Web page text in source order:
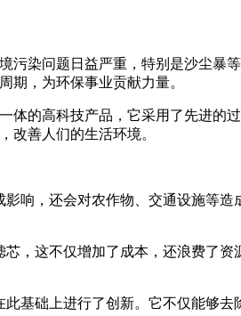
染问题日益严重，特别是沙尘暴
期，为环保事业贡献力量。
的高科技产品，它采用了先进的
改善人们的生活环境。
响，还会对农作物、交通设施等
，这不仅增加了成本，还浪费了
基础上进行了创新。它不仅能够